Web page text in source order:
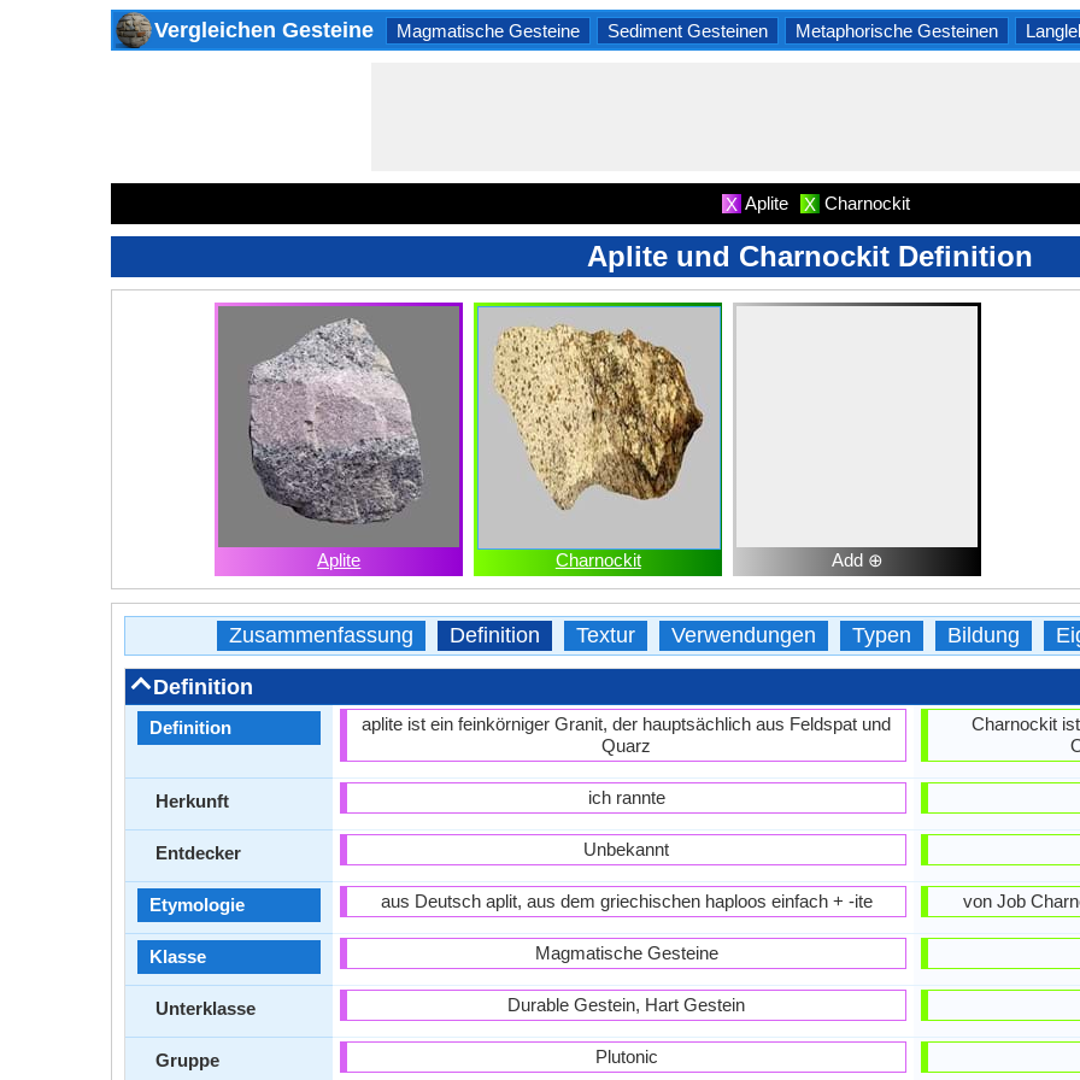
Vergleichen Gesteine Magmatische Gesteine Sediment Gesteinen Metaphorische Gesteinen
X Aplite X Charnockit
Aplite und Charnockit Definition
Aplite Charnockit Add ⊕
Zusammenfassung Definition Textur Verwendungen Typen Bildung
Definition
Definition
Herkunft
Entdecker
Etymologie
Klasse
Unterklasse
Gruppe
aplite ist ein feinkörniger Granit, der hauptsächlich aus Feldspat und
Quarz
ich rannte
Unbekannt
aus Deutsch aplit, aus dem griechischen haploos einfach + -ite
Magmatische Gesteine
Durable Gestein, Hart Gestein
Plutonic
Charnockit
von Job